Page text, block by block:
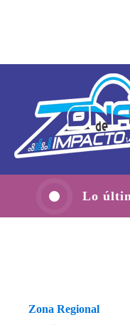
Lo
Zona Regional